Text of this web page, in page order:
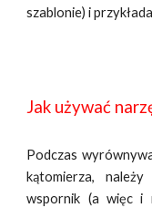
szablonie) i
Jak używać
Podczas
kątomierza,
wspornik (a więc i